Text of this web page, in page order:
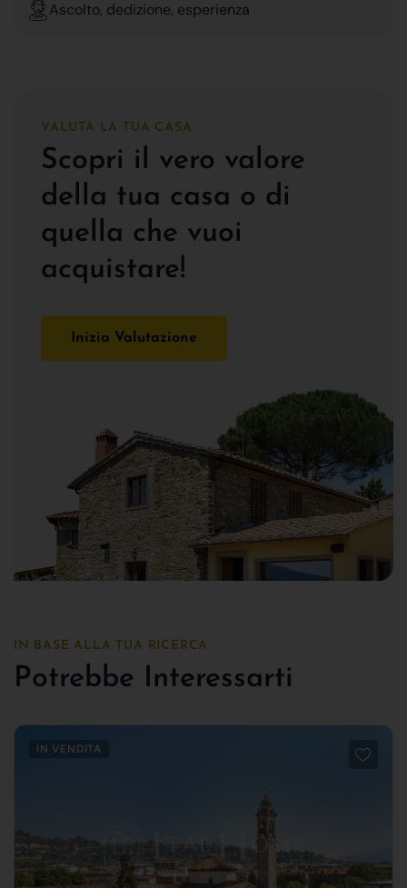
Ascolto, dedizione, esperienza
VALUTA LA TUA CASA
Scopri il vero valore
della tua casa o di
quella che vuoi
acquistare!
Inizia Valutazione
IN BASE ALLA TUA RICERCA
Potrebbe Interessarti
IN VENDITA